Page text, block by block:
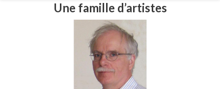
Une famille d’artistes